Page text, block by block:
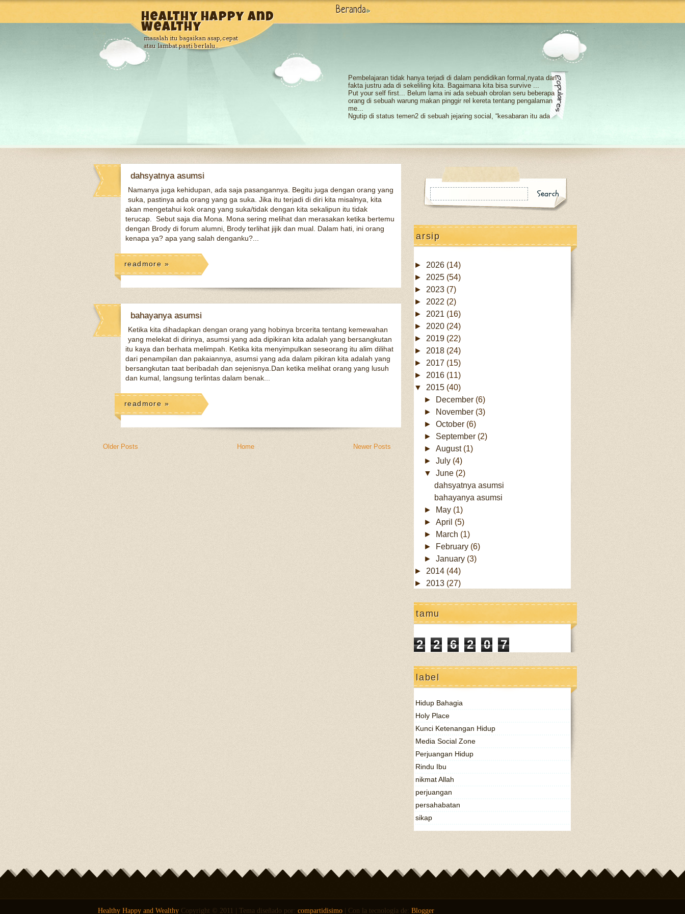
Beranda»
Healthy Happy and
Wealthy
masalah itu bagaikan asap, cepat
atau lambat pasti berlalu..
Pembelajaran tidak hanya terjadi di dalam pendidikan formal,nyata dan
fakta justru ada di sekeliling kita. Bagaimana kita bisa survive ...
Put your self first... Belum lama ini ada sebuah obrolan seru beberapa
orang di sebuah warung makan pinggir rel kereta tentang pengalaman
me...
Ngutip di status temen2 di sebuah jejaring social, “kesabaran itu ada
b...
belajarlah dari alam, bahwa sesuatu yang berlebihan tidaklah baik
Pagi ini, sang mentari tersenyum ceria. Keceriaannyapun
menular dan merasuk ke kalbu berupa smangat tuk lalui
hari dengan indah. D...
Di kehidupan dewasa ini kita dapat belajar "biasa aja" dalam berteman.
Posinya biasa aja ya, tidak usah full effort . Pada dasarny...
Ga ada orang yang tulus kecuali diri sendiri. Stop "bergantung" sama
orang lain. Mereka punya urusan dan kepentingan masing². Jika...
ketika ia dianggap sebagai si paling keren. Iya, keren boleh namun
Pinjem istilah anak gaul jaman sekarang yakni kepo. Kepo?? Ketemu
pocong kah? xixixi.. ternyata usut punya usut kepo tu artinya pingen ...
dahsyatnya asumsi
Namanya juga kehidupan, ada saja pasangannya. Begitu juga dengan orang yang
suka, pastinya ada orang yang ga suka. Jika itu terjadi di diri kita misalnya, kita
akan mengetahui kok orang yang suka/tidak dengan kita sekalipun itu tidak
terucap. Sebut saja dia Mona. Mona sering melihat dan merasakan ketika bertemu
dengan Brody di forum alumni, Brody terlihat jijik dan mual. Dalam hati, ini orang
kenapa ya? apa yang salah denganku?...
readmore »
bahayanya asumsi
Ketika kita dihadapkan dengan orang yang hobinya brcerita tentang kemewahan
yang melekat di dirinya, asumsi yang ada dipikiran kita adalah yang bersangkutan
itu kaya dan berhata melimpah. Ketika kita menyimpulkan seseorang itu alim dilihat
dari penampilan dan pakaiannya, asumsi yang ada dalam pikiran kita adalah yang
bersangkutan taat beribadah dan sejenisnya.Dan ketika melihat orang yang lusuh
dan kumal, langsung terlintas dalam benak...
readmore »
Newer Posts
Older Posts Home
arsip
► 2026 (14)
► 2025 (54)
► 2023 (7)
► 2022 (2)
► 2021 (16)
► 2020 (24)
► 2019 (22)
► 2018 (24)
► 2017 (15)
► 2016 (11)
▼ 2015 (40)
►
December (6)
►
November (3)
►October (6)
► September (2)
►August (1)
►July (4)
▼June (2)
dahsyatnya asumsi
bahayanya asumsi
►
May (1)
►April (5)
►
March (1)
►
February (6)
►January (3)
► 2014 (44)
► 2013 (27)
tamu
2 2 6 2 0 7
label
Hidup Bahagia
Holy Place
Kunci Ketenangan Hidup
Media Social Zone
Perjuangan Hidup
Rindu Ibu
nikmat Allah
perjuangan
persahabatan
sikap
Healthy Happy and Wealthy Copyright © 2011 | Tema diseñado por: compartidisimo | Con la tecnología de: Blogger